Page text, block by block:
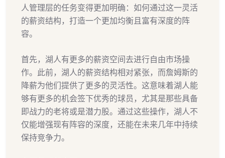
人管理层的任务变得更加明确：如何通过这一灵活
的薪资结构，打造一个更加均衡且富有深度的阵
容。
首先，湖人有更多的薪资空间去进行自由市场操
作。此前，湖人的薪资结构相对紧张，而詹姆斯的
降薪为他们提供了更多的灵活性。这意味着湖人能
够有更多的机会签下优秀的球员，尤其是那些具备
即战力的老将或是潜力股。通过这些操作，湖人不
仅能增强现有阵容的深度，还能在未来几年中持续
保持竞争力。